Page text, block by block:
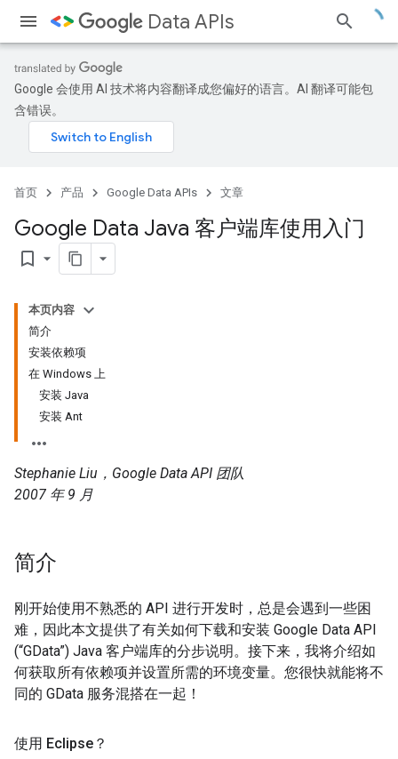
Data APIs
Google 会使用 AI 技术将内容翻译成您偏好的语言。AI 翻译可能包
含错误。
首页 产品 Google Data APIs 文章
Google Data Java 客户端库使用入门
bookmark_border
本页内容
简介
安装依赖项
在 Windows 上
安装 Java
安装 Ant
Stephanie Liu，Google Data API 团队
2007 年 9 月
简介
刚开始使用不熟悉的 API 进行开发时，总是会遇到一些困
难，因此本文提供了有关如何下载和安装 Google Data API
(“GData”) Java 客户端库的分步说明。接下来，我将介绍如
何获取所有依赖项并设置所需的环境变量。您很快就能将不
同的 GData 服务混搭在一起！
使用 Eclipse？